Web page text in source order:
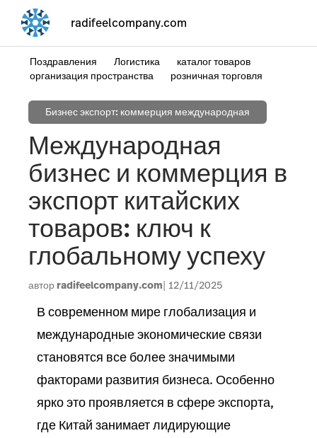
radifeelcompany.com
Поздравления Логистика
каталог товаров
организация пространства
розничная торговля
Бизнес экспорт: коммерция международная
Международная
бизнес и коммерция в
экспорт китайских
товаров: ключ к
глобальному успеху
автор radifeelcompany.com 12/11/2025
В современном мире глобализация и
международные экономические связи
становятся все более значимыми
факторами развития бизнеса. Особенно
ярко это проявляется в сфере экспорта,
где Китай занимает лидирующие